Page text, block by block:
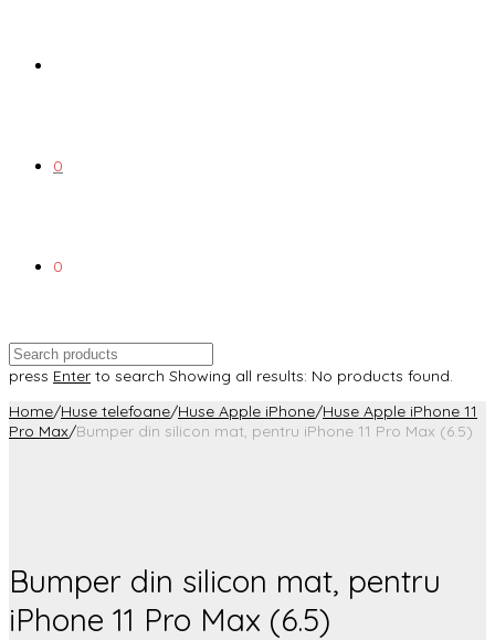
0
0
press Enter to search Showing all results: No products found.
Home/Huse telefoane/Huse Apple iPhone/Huse Apple iPhone 11
Pro Max/Bumper din silicon mat, pentru iPhone 11 Pro Max (6.5)
Bumper din silicon mat, pentru
iPhone 11 Pro Max (6.5)